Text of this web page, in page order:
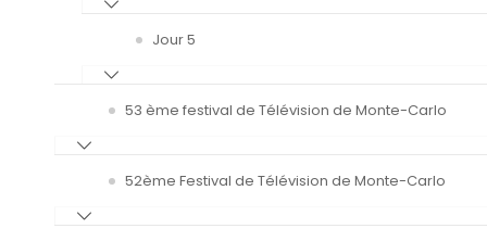
Jour 5
53 ème festival de Télévision de Monte-Carlo
52ème Festival de Télévision de Monte-Carlo